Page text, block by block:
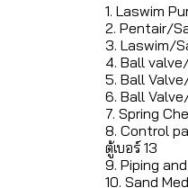
1. Laswim
2. Pentair/
3. Laswim/
4. Ball
5. Ball
6. Ball
7. Spring
8. Control
ตู้เบอร์ 13
9. Piping
10. Sand